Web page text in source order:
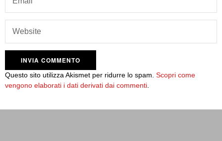
Questo sito utilizza Akismet per ridurre lo spam. Scopri come
vengono elaborati i dati derivati dai commenti